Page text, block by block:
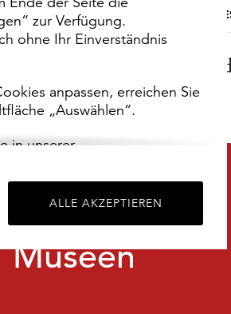
zur Verfügung.
ohne Ihr Einverständnis
anpassen, erreichen Sie
„Auswählen“.
in unserer
ALLE AKZEPTIEREN
MUSEUMSPORTAL DIE
Museen